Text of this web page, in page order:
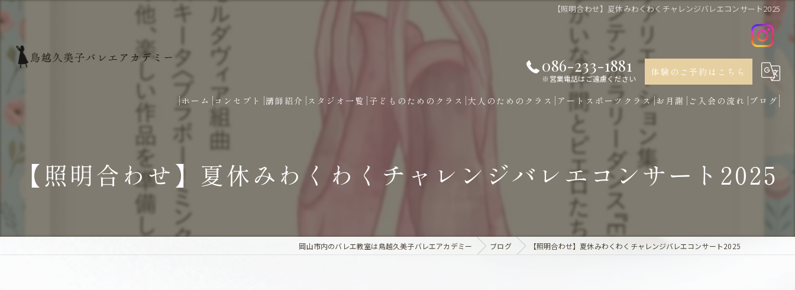
【照明合わせ】夏休みわくわくチャレンジバレエコンサート2025
086-233-1881
※営業電話はご遠慮ください
体験のご予約はこちら
ホーム コンセプト 講師紹介 スタジオ一覧 子どものためのクラス 大人のためのクラス アートスポーツクラス お月謝 ご入会の流れ ブログ
【照明合わせ】夏休みわくわくチャレンジバレエコンサート2025
岡山市内のバレエ教室は鳥越久美子バレエアカデミー ブログ 【照明合わせ】夏休みわくわくチャレンジバレエコンサート2025